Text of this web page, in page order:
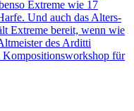
Extreme wie 17
Und auch das Alters-
Extreme bereit, wenn wie
des Arditti
Kompositionsworkshop für